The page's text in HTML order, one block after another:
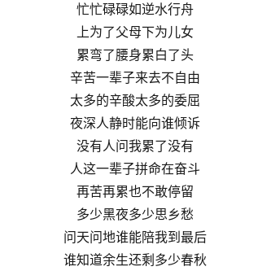
忙忙碌碌如逆水行舟
上为了父母下为儿女
累弯了腰身累白了头
辛苦一辈子来去不自由
太多的辛酸太多的委屈
夜深人静时能向谁倾诉
没有人问我累了没有
人这一辈子拼命在奋斗
再苦再累也不敢停留
多少黑夜多少思乡愁
问天问地谁能陪我到最后
谁知道余生还剩多少春秋